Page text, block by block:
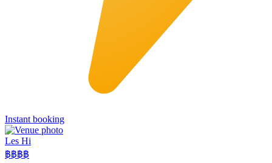
Instant booking
Les Hi
฿฿฿฿